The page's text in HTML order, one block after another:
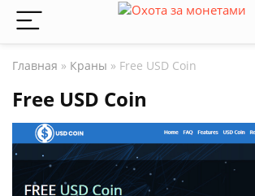
Главная » Краны » Free USD Coin
Free USD Coin